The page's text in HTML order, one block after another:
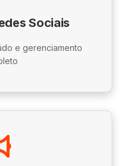
Sociais
e gerenciamento